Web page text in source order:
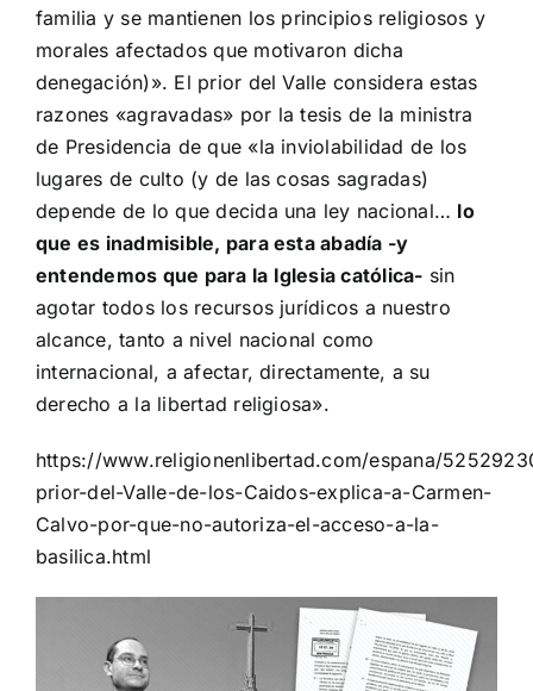
familia y se mantienen los principios religiosos y
morales afectados que motivaron dicha
denegación)». El prior del Valle considera estas
razones «agravadas» por la tesis de la ministra
de Presidencia de que «la inviolabilidad de los
lugares de culto (y de las cosas sagradas)
depende de lo que decida una ley nacional… lo
que es inadmisible, para esta abadía -y
entendemos que para la Iglesia católica- sin
agotar todos los recursos jurídicos a nuestro
alcance, tanto a nivel nacional como
internacional, a afectar, directamente, a su
derecho a la libertad religiosa».
https://www.religionenlibertad.com/espana/
prior-del-Valle-de-los-Caidos-explica-a-Carmen-
Calvo-por-que-no-autoriza-el-acceso-a-la-
basilica.html